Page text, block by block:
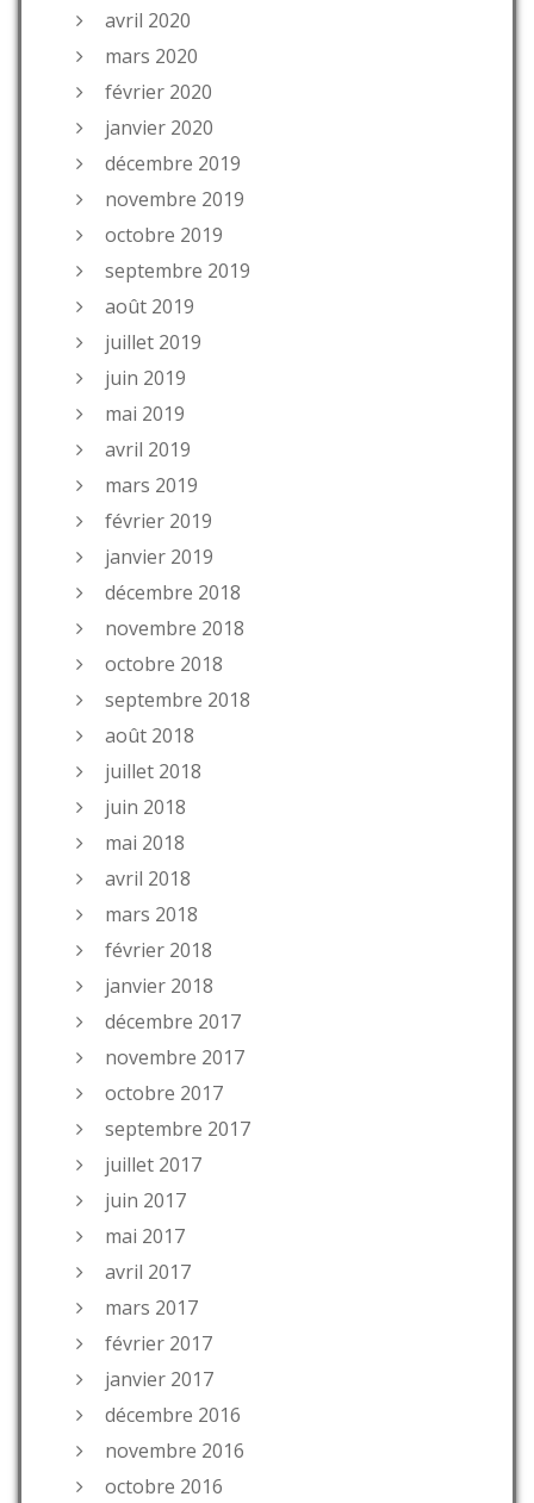
avril 2020
mars 2020
février 2020
janvier 2020
décembre 2019
novembre 2019
octobre 2019
septembre 2019
août 2019
juillet 2019
juin 2019
mai 2019
avril 2019
mars 2019
février 2019
janvier 2019
décembre 2018
novembre 2018
octobre 2018
septembre 2018
août 2018
juillet 2018
juin 2018
mai 2018
avril 2018
mars 2018
février 2018
janvier 2018
décembre 2017
novembre 2017
octobre 2017
septembre 2017
juillet 2017
juin 2017
mai 2017
avril 2017
mars 2017
février 2017
janvier 2017
décembre 2016
novembre 2016
octobre 2016